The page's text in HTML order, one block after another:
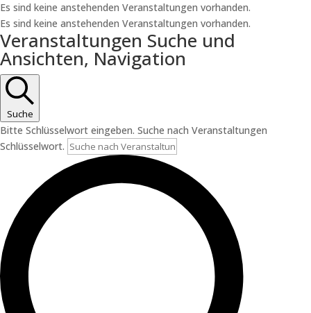
Es sind keine anstehenden Veranstaltungen vorhanden.
Es sind keine anstehenden Veranstaltungen vorhanden.
Veranstaltungen Suche und
Ansichten, Navigation
Suche
Bitte Schlüsselwort eingeben. Suche nach Veranstaltungen
Schlüsselwort.